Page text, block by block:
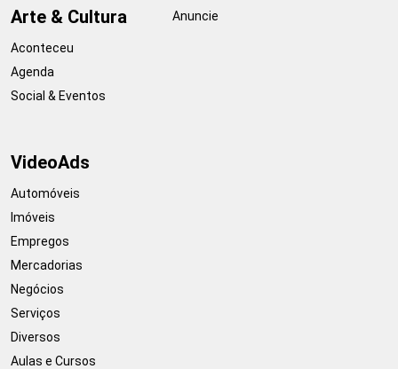
Arte & Cultura
Aconteceu
Agenda
Social & Eventos
Anuncie
VideoAds
Automóveis
Imóveis
Empregos
Mercadorias
Negócios
Serviços
Diversos
Aulas e Cursos